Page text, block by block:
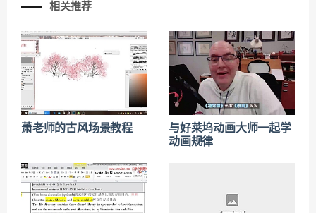
相关推荐
萧老师的古风场景教程
与好莱坞动画大师一起学
动画规律